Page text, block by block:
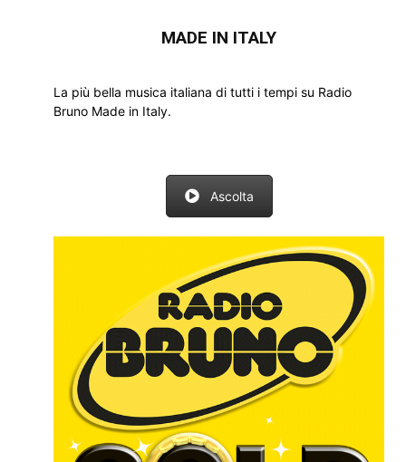
MADE IN ITALY
La più bella musica italiana di tutti i tempi su Radio
Bruno Made in Italy.
Ascolta